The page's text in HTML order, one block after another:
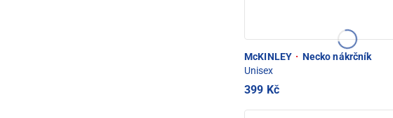
McKINLEY · Necko nákrčník
Unisex
399 Kč